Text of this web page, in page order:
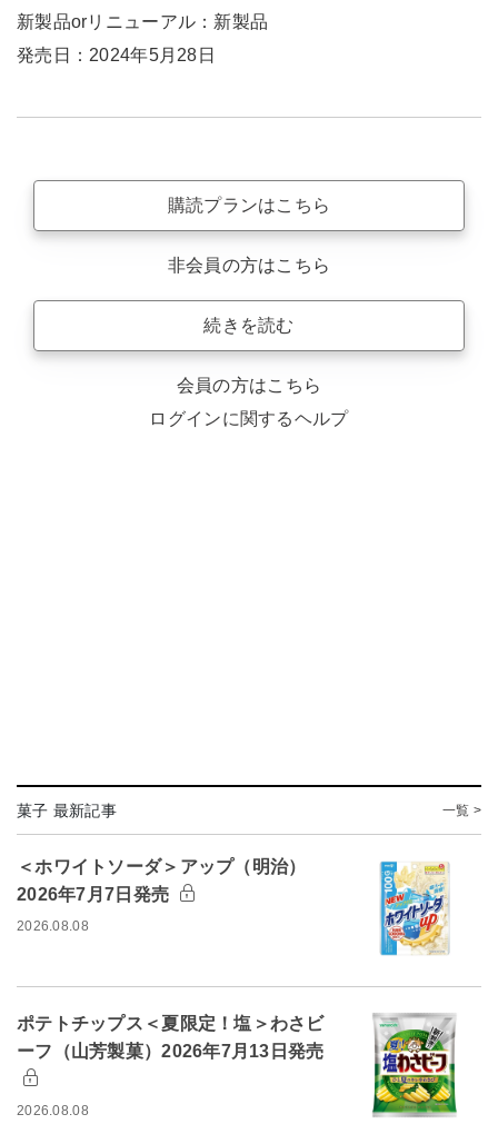
新製品orリニューアル：新製品
発売日：2024年5月28日
購読プランはこちら
非会員の方はこちら
続きを読む
会員の方はこちら
ログインに関するヘルプ
菓子 最新記事 一覧 >
＜ホワイトソーダ＞アップ（明治）
2026年7月7日発売
2026.08.08
ポテトチップス＜夏限定！塩＞わさビ
ーフ（山芳製菓）2026年7月13日発売
2026.08.08